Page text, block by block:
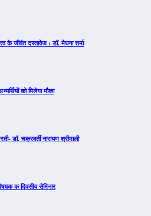
के जीवंत दस्तावेज : डॉ. मेघना शर्मा
को मिलेगा मौका
डॉ. चक्रवर्ती नारायण श्रीमाली
क दिवसीय सेमिनार